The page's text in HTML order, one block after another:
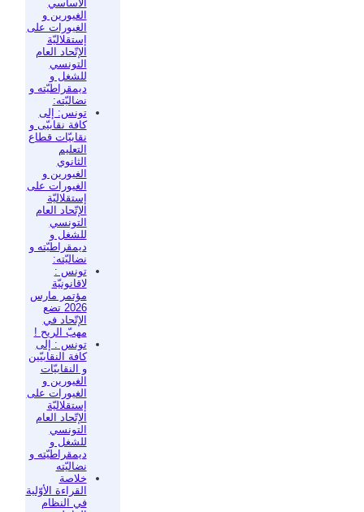
الأساسي
الغيورين و
الغيورات على
إستقلاليّة
الإتّحاد العام
التونسي
للشغل و
ديمقراطيّته و
نضاليّته:
تونس: إلى
كافة نقابيّى و
نقابيّات قطاع
التعليم
الثانوي
الغيورين و
الغيورات على
إستقلاليّة
الإتّحاد العام
التونسي
للشغل و
ديمقراطيّته و
نضاليّته:
تونس :
لاقانونيّة
مؤتمر مارس
2026 تضع
الإتّحاد في
مهبّ الريح !
تونس : إلى
كافة النقابيّين
و النقابيّات
الغيورين و
الغيورات على
إستقلاليّة
الإتّحاد العام
التونسي
للشغل و
ديمقراطيّته و
نضاليّته
خلاصة
القراءة الأوّلية
في النظام